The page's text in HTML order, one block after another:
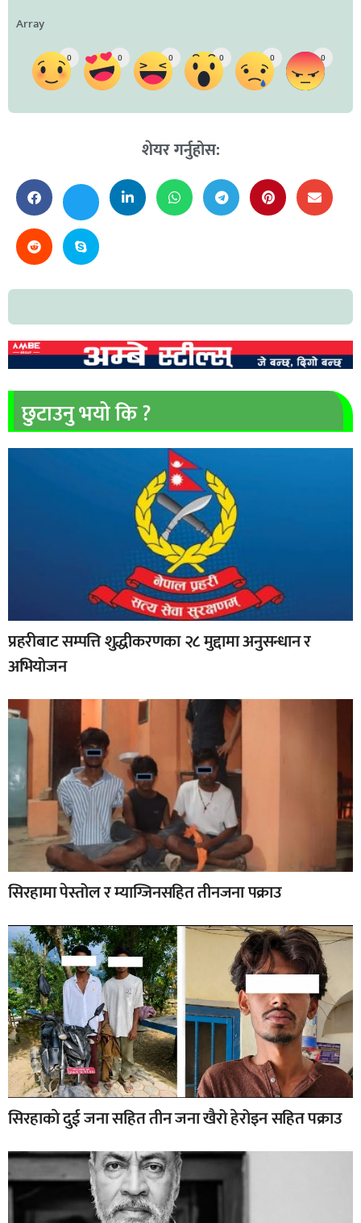
Array
0 0 0 0 0 0
शेयर गर्नुहोस:
छुटाउनु भयो कि ?
प्रहरीबाट सम्पत्ति शुद्धीकरणका २८ मुद्दामा अनुसन्धान र
अभियोजन
सिरहामा पेस्तोल र म्याग्जिनसहित तीनजना पक्राउ
सिरहाकाे दुई जना सहित तीन जना खैरो हेरोइन सहित पक्राउ